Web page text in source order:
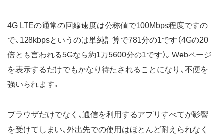
4G LTEの通常の回線速度は公称値で100Mbps程度ですの
で、128kbpsというのは単純計算で781分の1です（4Gの20
倍とも言われる5Gなら約1万5600分の1です）。Webページ
を表示するだけでもかなり待たされることになり、不便を
強いられます。
ブラウザだけでなく、通信を利用するアプリすべてが影響
を受けてしまい、外出先での使用はほとんど耐えられなく